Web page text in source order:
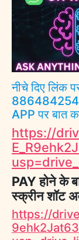
नीचे दिए लिंक
APP पर बात
https://
PAY होने के
स्क्रीन शॉट
https://